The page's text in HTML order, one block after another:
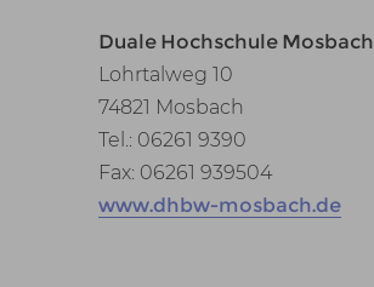
Duale Hochschule Mosbach
Lohrtalweg 10
74821 Mosbach
Tel.: 06261 9390
Fax: 06261 939504
www.dhbw-mosbach.de